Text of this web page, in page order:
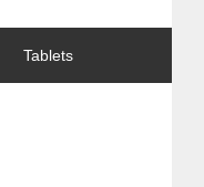
Tablets